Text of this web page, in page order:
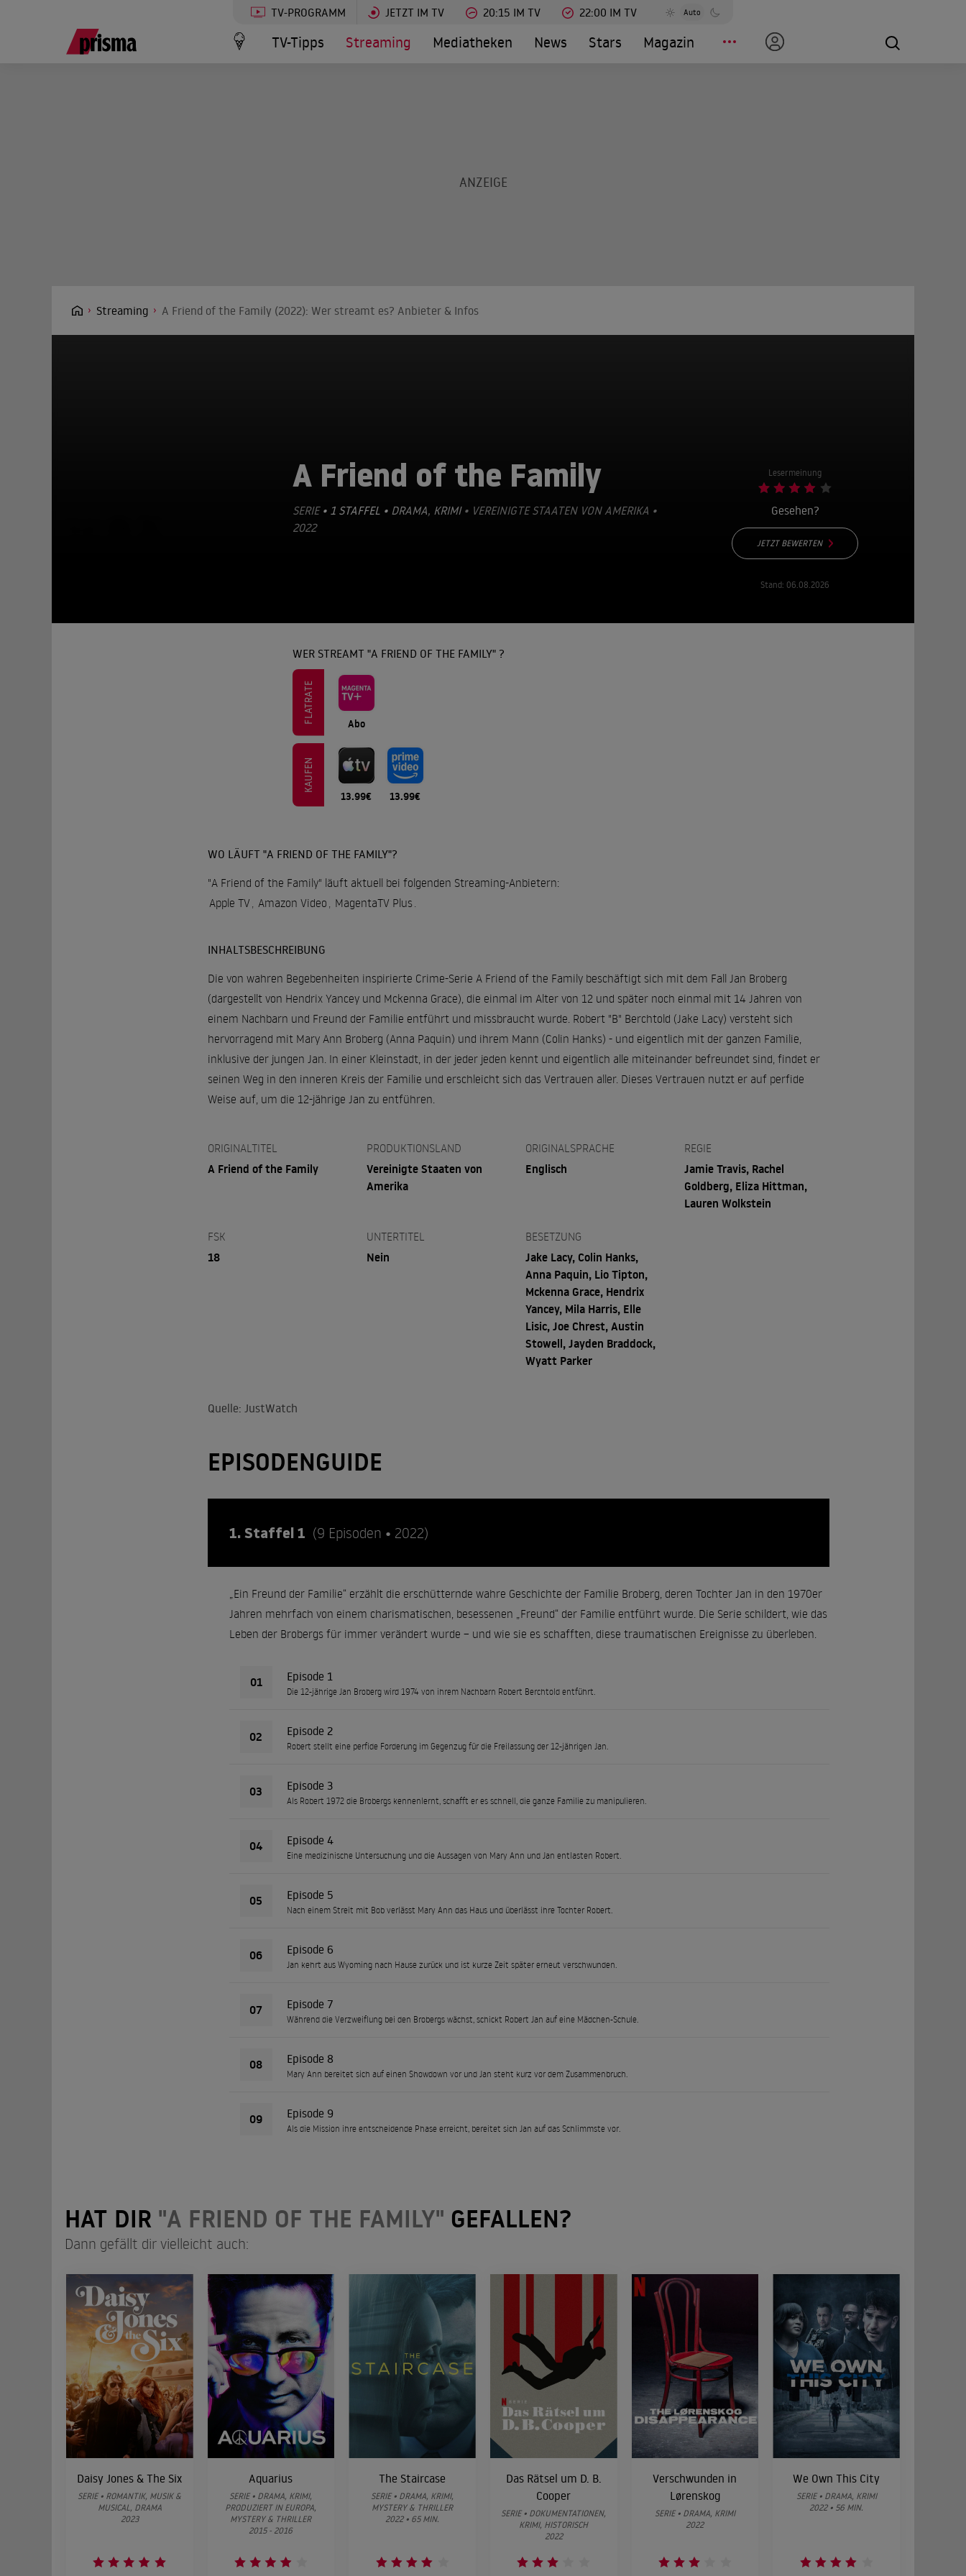
TV-PROGRAMM JETZT IM TV 20:15 IM TV 22:00 IM TV Auto
TV-Tipps Streaming Mediatheken News Stars Magazin
Streaming A Friend of the Family (2022): Wer streamt es? Anbieter & Infos
A Friend of the Family
SERIE • 1 STAFFEL • DRAMA, KRIMI• VEREINIGTE STAATEN VON AMERIKA •
2022
Lesermeinung
Gesehen?
JETZT BEWERTEN
Stand: 06.08.2026
WER STREAMT "A FRIEND OF THE FAMILY" ?
FLATRATE Abo
KAUFEN
13.99€ 13.99€
WO LÄUFT "A FRIEND OF THE FAMILY"?
"A Friend of the Family" läuft aktuell bei folgenden Streaming-Anbietern:
Apple TV
Amazon Video MagentaTV Plus
INHALTSBESCHREIBUNG
Die von wahren Begebenheiten inspirierte Crime-Serie A Friend of the Family beschäftigt sich mit dem Fall Jan Broberg
(dargestellt von Hendrix Yancey und Mckenna Grace), die einmal im Alter von 12 und später noch einmal mit 14 Jahren von
einem Nachbarn und Freund der Familie entführt und missbraucht wurde. Robert "B" Berchtold (Jake Lacy) versteht sich
hervorragend mit Mary Ann Broberg (Anna Paquin) und ihrem Mann (Colin Hanks) - und eigentlich mit der ganzen Familie,
inklusive der jungen Jan. In einer Kleinstadt, in der jeder jeden kennt und eigentlich alle miteinander befreundet sind, findet er
seinen Weg in den inneren Kreis der Familie und erschleicht sich das Vertrauen aller. Dieses Vertrauen nutzt er auf perfide
Weise auf, um die 12-jährige Jan zu entführen.
ORIGINALTITEL
A Friend of the Family
PRODUKTIONSLAND
Vereinigte Staaten von
Amerika
ORIGINALSPRACHE
Englisch
REGIE
Jamie Travis, Rachel
Goldberg, Eliza Hittman,
Lauren Wolkstein
FSK
18
UNTERTITEL
Nein
BESETZUNG
Jake Lacy, Colin Hanks,
Anna Paquin, Lio Tipton,
Mckenna Grace, Hendrix
Yancey, Mila Harris, Elle
Lisic, Joe Chrest, Austin
Stowell, Jayden Braddock,
Wyatt Parker
Quelle: JustWatch
EPISODENGUIDE
1. Staffel 1 (9 Episoden • 2022)
„Ein Freund der Familie“ erzählt die erschütternde wahre Geschichte der Familie Broberg, deren Tochter Jan in den 1970er
Jahren mehrfach von einem charismatischen, besessenen „Freund“ der Familie entführt wurde. Die Serie schildert, wie das
Leben der Brobergs für immer verändert wurde – und wie sie es schafften, diese traumatischen Ereignisse zu überleben.
01 Episode 1
Die 12-jährige Jan Broberg wird 1974 von ihrem Nachbarn Robert Berchtold entführt.
02 Episode 2
Robert stellt eine perfide Forderung im Gegenzug für die Freilassung der 12-jährigen Jan.
03 Episode 3
Als Robert 1972 die Brobergs kennenlernt, schafft er es schnell, die ganze Familie zu manipulieren.
04 Episode 4
Eine medizinische Untersuchung und die Aussagen von Mary Ann und Jan entlasten Robert.
05 Episode 5
Nach einem Streit mit Bob verlässt Mary Ann das Haus und überlässt ihre Tochter Robert.
06 Episode 6
Jan kehrt aus Wyoming nach Hause zurück und ist kurze Zeit später erneut verschwunden.
07 Episode 7
Während die Verzweiflung bei den Brobergs wächst, schickt Robert Jan auf eine Mädchen-Schule.
08 Episode 8
Mary Ann bereitet sich auf einen Showdown vor und Jan steht kurz vor dem Zusammenbruch.
09 Episode 9
Als die Mission ihre entscheidende Phase erreicht, bereitet sich Jan auf das Schlimmste vor.
HAT DIR "A FRIEND OF THE FAMILY" GEFALLEN?
Dann gefällt dir vielleicht auch:
Daisy Jones & The Six
SERIE • ROMANTIK, MUSIK &
MUSICAL, DRAMA
2023
Aquarius
SERIE • DRAMA, KRIMI,
PRODUZIERT IN EUROPA,
MYSTERY & THRILLER
2015 - 2016
The Staircase
SERIE • DRAMA, KRIMI,
MYSTERY & THRILLER
2022 • 65 MIN.
Das Rätsel um D. B.
Cooper
SERIE • DOKUMENTATIONEN,
KRIMI, HISTORISCH
2022
Verschwunden in
Lørenskog
SERIE • DRAMA, KRIMI
2022
We Own This City
SERIE • DRAMA, KRIMI
2022 • 56 MIN.